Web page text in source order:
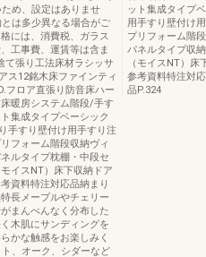
め、設定はありませ
は多少異なる場合がご
には、消費税、ガラス
工事費、運賃等は含ま
張り工法床材ラシッサ
ス12銘木床ファインティ
フロア直張り防音床ハー
暖房システム階段/手す
集成タイプベーシック
手すり壁付け用手すり注
フォーム階段収納ヴィ
ルタイプ枕棚・中段セ
イスNT）床下収納ドア
資料特注対応品納まり
長メープルやチェリー
まんべんなく分布した
木肌にサンディングを
かな触感をお楽しみく
、オーク、シダーなど
ット集成タイプ
用手すり壁付け
プリフォーム階
パネルタイプ収
（モイスNT）
参考資料特注対
品P.324